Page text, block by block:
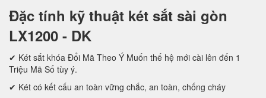
Đặc tính kỹ thuật két sắt sài gòn
LX1200 - DK
✔ Két sắt khóa Đổi Mã Theo Ý Muốn thế hệ mới cài lên đến 1
Triệu Mã Số tùy ý.
✔ Két có kết cấu an toàn vững chắc, an toàn, chống cháy